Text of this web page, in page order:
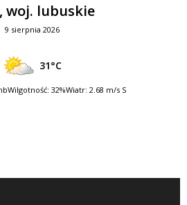
woj. lubuskie
9 sierpnia 2026
31°C
Wilgotność: 32%Wiatr: 2.68 m/s S